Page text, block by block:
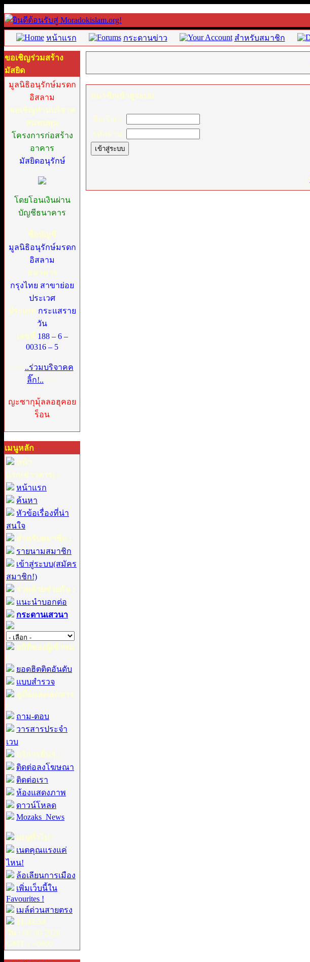
หน้าแรก กระดานข่าว สำหรับสมาชิก
ขอเชิญร่วมสร้าง
มัสยิด
มูลนิธิอนุรักษ์มรดก
อิสลาม
ขอเชิญท่านบริจาค
สมทบทุน
โครงการก่อสร้าง
อาคาร
มัสยิดอนุรักษ์
โดยโอนเงินผ่าน
บัญชีธนาคาร
ชื่อบัญชี
มูลนิธิอนุรักษ์มรดก
อิสลาม
ธนาคาร
กรุงไทย สาขาย่อย
ประเวศ
ประเภท กระแสราย
วัน
เลขที่ 188 – 6 –
00316 – 5
>>>..ร่วมบริจาคค
ลิ๊ก!..<<<
ญะซากุมุ้ลลอฮุคอย
ร็อน
เมนูหลัก
หน้า
แรก(ข่าวสาร) :
หน้าแรก
ค้นหา
หัวข้อเรื่องที่น่า
สนใจ
สำหรับสมาชิก :
รายนามสมาชิก
เข้าสู่ระบบ(สมัคร
สมาชิก!)
ร่วมด้วยช่วยกัน :
แนะนำบอกต่อ
กระดานเสวนา
สถิติของผู้เข้าชม
:
ยอดฮิตติดอันดับ
แบบสำรวจ
คู่มือและเอกสาร
:
ถาม-ตอบ
วารสารประจำ
เวบ
บริการอื่นๆ :
ติดต่อลงโฆษณา
ติดต่อเรา
ห้องแสดงภาพ
ดาวน์โหลด
Mozaks_News
เมนูทั่วไป :
เนตคุณแรงแค่
ไหน!
ล้อเลียนการเมือง
เพิ่มเว็บนี้ใน
Favourites !
เมล์ด่วนสายตรง
21:42:54
วัน : 08-08-2026
GMT : +0800
สมาชิกเข้าสู่ระบบ
ชื่อเรียก:
รหัสผ่าน:
[